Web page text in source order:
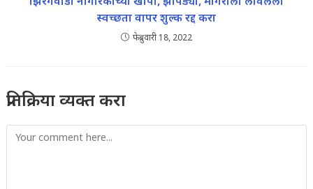
स्वच्छता वापर शुल्क रद्द करा
फेब्रुवारी 18, 2022
प्रतिक्रिया व्यक्त करा
Comment